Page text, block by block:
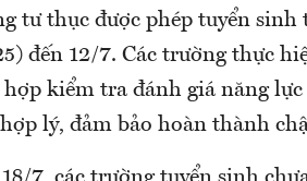
tư thục được phép tuyển
đến 12/7. Các trường thực
hợp kiểm tra đánh giá năng
lý, đảm bảo hoàn thành